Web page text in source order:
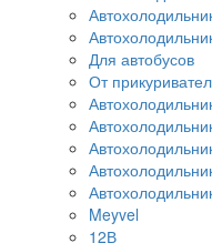
Для автобусов
От
Meyvel
12В